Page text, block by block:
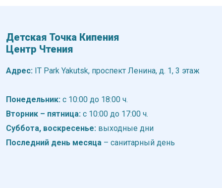
Детская Точка Кипения
Центр Чтения
Адрес: IT Park Yakutsk, проспект Ленина, д. 1, 3 этаж
Понедельник: с 10:00 до 18:00 ч.
Вторник – пятница: с 10:00 до 17:00 ч.
Суббота, воскресенье: выходные дни
Последний день месяца – санитарный день